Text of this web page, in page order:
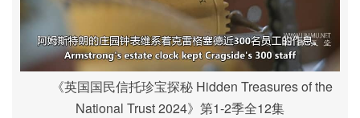
《英国国民信托珍宝探秘 Hidden Treasures of the
National Trust 2024》第1-2季全12集